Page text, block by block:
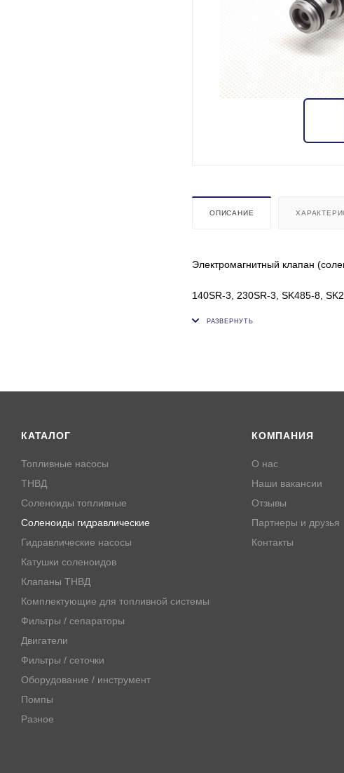
ОПИСАНИЕ
Электромагнитный клапан
140SR-3, 230SR-3, SK485-8,
КАТАЛОГ
Топливные насосы
ТНВД
Соленоиды топливные
Соленоиды гидравлические
Гидравлические насосы
Катушки соленоидов
Клапаны ТНВД
Комплектующие для топливной системы
Фильтры / сепараторы
Двигатели
Фильтры / сеточки
Оборудование / инструмент
Помпы
Разное
КОМПАНИЯ
О нас
Наши вакансии
Отзывы
Партнеры и друзья
Контакты